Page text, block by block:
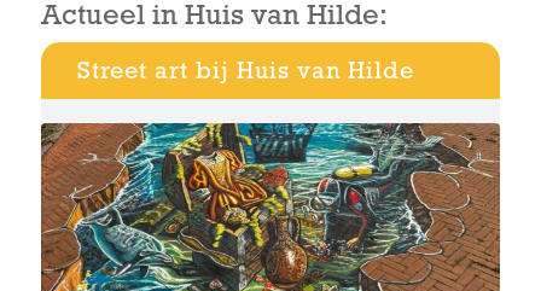
Actueel in Huis van Hilde:
Street art bij Huis van Hilde